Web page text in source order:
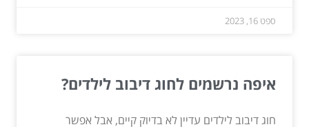
ספט 16, 2023
איפה נרשמים לחוג דיבוב לילדים?
חוג דיבוב לילדים עדיין לא בדיוק קיים, אבל אפשר